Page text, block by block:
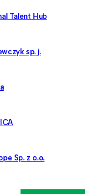
Talent Hub
sp. j.
Sp. z o.o.